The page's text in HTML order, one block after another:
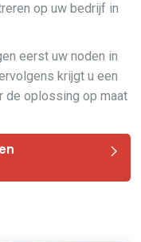
op uw bedrijf in
eerst uw noden in
krijgt u een
de oplossing op maat